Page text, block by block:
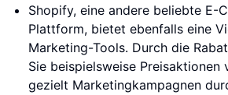
Shopify, eine andere beliebte E-
Plattform, bietet ebenfalls eine
Marketing-Tools. Durch die
Sie beispielsweise Preisaktionen
gezielt Marketingkampagnen